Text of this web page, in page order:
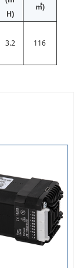
H)
㎡)
3.2 116